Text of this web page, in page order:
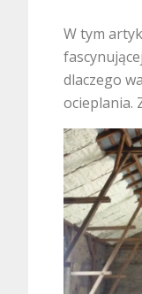
W tym
dlaczego
ocieplania.